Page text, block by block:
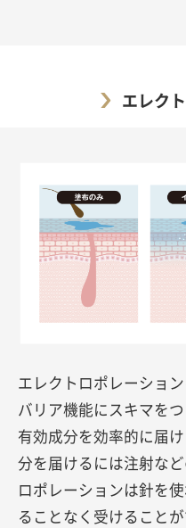
エレク
エレクトロポレーショ
バリア機能にスキマを
有効成分を効率的に届
分を届けるには注射な
ロポレーションは針を
ることなく受けることが